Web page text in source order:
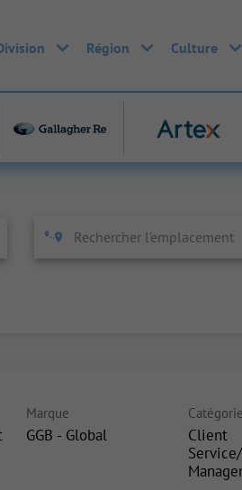
Région Culture
Marque
GGB - Global
Client